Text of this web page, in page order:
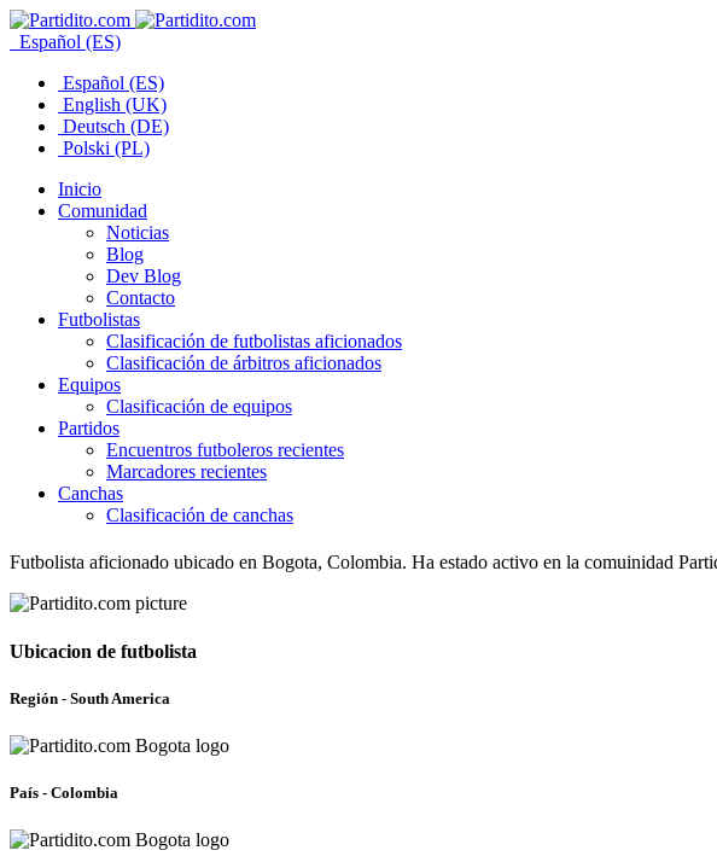
Español (ES)
Español (ES)
English (UK)
Deutsch (DE)
Polski (PL)
Inicio
Comunidad
Noticias
Blog
Dev Blog
Contacto
Futbolistas
Clasificación de futbolistas aficionados
Clasificación de árbitros aficionados
Equipos
Clasificación de equipos
Partidos
Encuentros futboleros recientes
Marcadores recientes
Canchas
Clasificación de canchas
Futbolista aficionado ubicado en Bogota, Colombia. Ha estado activo en la comuinidad
Ubicacion de futbolista
Región - South America
País - Colombia